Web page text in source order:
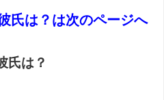
氏は？は次のページへ
氏は？